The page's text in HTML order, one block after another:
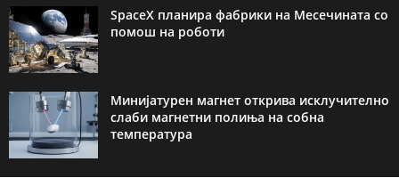
SpaceX планира фабрики на Месечината со
помош на роботи
Минијатурен магнет открива исклучително
слаби магнетни полиња на собна
температура